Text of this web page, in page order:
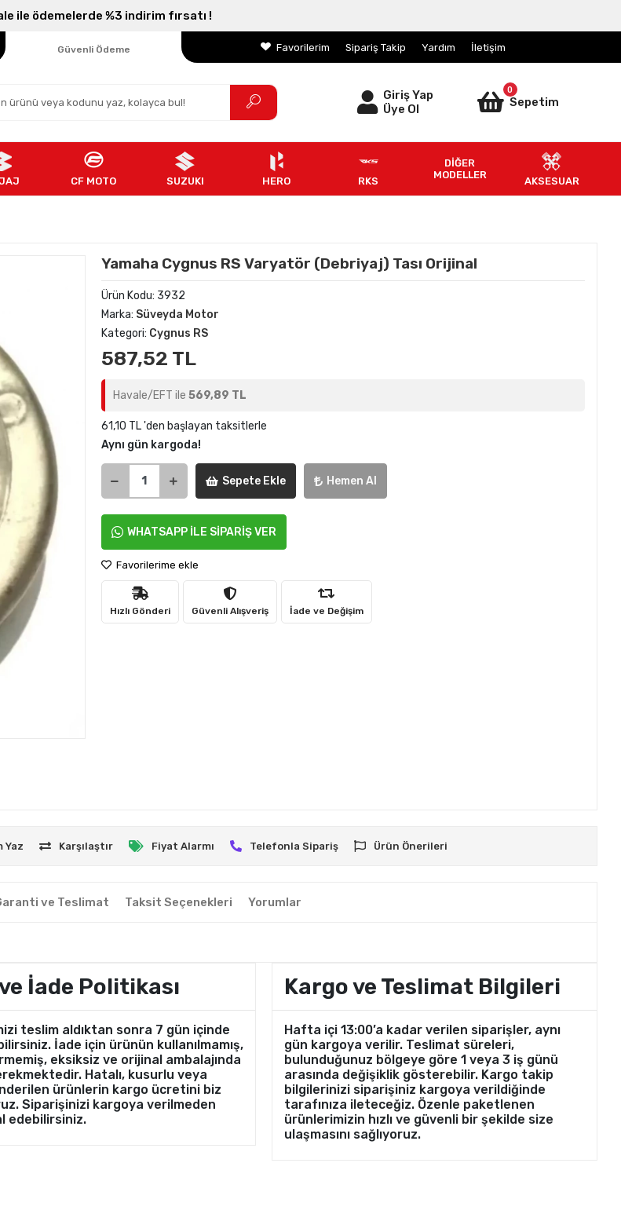
ile ödemelerde %3 indirim fırsatı !
Parçanızın Online Adresi
Güvenli Ödeme
Favorilerim Sipariş Takip Yardım İletişim
Giriş Yap
Üye Ol
0
Sepetim
CF MOTO SUZUKI HERO RKS
DİĞER
MODELLER
AKSESUAR
Yamaha Cygnus RS Varyatör (Debriyaj) Tası Orijinal
Ürün Kodu: 3932
Marka: Süveyda Motor
Kategori: Cygnus RS
587,52 TL
Havale/EFT ile 569,89 TL
61,10 TL 'den başlayan taksitlerle
Aynı gün kargoda!
Sepete Ekle Hemen Al
WHATSAPP İLE SİPARİŞ VER
Favorilerime ekle
Hızlı Gönderi Güvenli Alışveriş İade ve Değişim
Yaz Karşılaştır Fiyat Alarmı Telefonla Sipariş Ürün Önerileri
ve Teslimat Taksit Seçenekleri Yorumlar
İade Politikası
teslim aldıktan sonra 7 gün içinde
İade için ürünün kullanılmamış,
eksiksiz ve orijinal ambalajında
Hatalı, kusurlu veya
ürünlerin kargo ücretini biz
Siparişinizi kargoya verilmeden
edebilirsiniz.
Kargo ve Teslimat Bilgileri
Hafta içi 13:00’a kadar verilen siparişler, aynı
gün kargoya verilir. Teslimat süreleri,
bulunduğunuz bölgeye göre 1 veya 3 iş günü
arasında değişiklik gösterebilir. Kargo takip
bilgilerinizi siparişiniz kargoya verildiğinde
tarafınıza ileteceğiz. Özenle paketlenen
ürünlerimizin hızlı ve güvenli bir şekilde size
ulaşmasını sağlıyoruz.